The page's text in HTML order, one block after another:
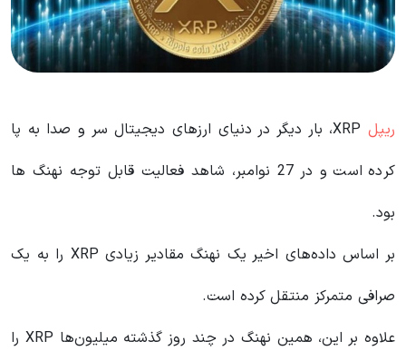
ریپل
XRP، بار دیگر در دنیای ارزهای دیجیتال سر و صدا به پا
کرده است و در 27 نوامبر، شاهد فعالیت قابل توجه نهنگ ها
بود.
بر اساس داده‌های اخیر یک نهنگ مقادیر زیادی XRP را به یک
صرافی متمرکز منتقل کرده است.
علاوه بر این، همین نهنگ در چند روز گذشته میلیون‌ها XRP را